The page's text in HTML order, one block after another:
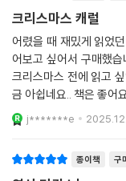
디킨스는 레드로를 통해
소임을 보여 준다. 고통
과 같다는 깊은 통찰을
수 없는 인간 내면의 복
이 단순한 크리스마스
대한 깊은 성찰을 제공
만든다. 「크리스마스 캐
정점은 스크루지와 레드
크리스마스 캐럴
어렸을 때 재밌게 읽었
어보고 싶어서 구매했
크리스마스 전에 읽고
금 아쉽네요.. 책은 좋어
j*******e
종이책 구